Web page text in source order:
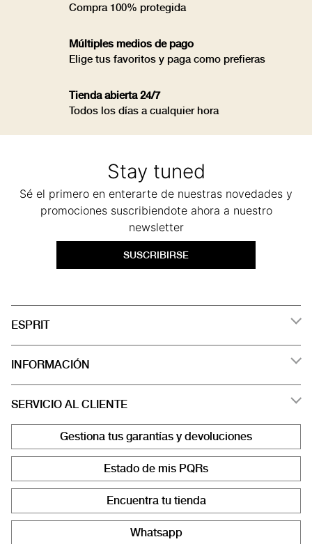
Compra 100% protegida
Múltiples medios de pago
Elige tus favoritos y paga como prefieras
Tienda abierta 24/7
Todos los días a cualquier hora
Stay tuned
Sé el primero en enterarte de nuestras novedades y
promociones suscribiendote ahora a nuestro
newsletter
SUSCRIBIRSE
ESPRIT
INFORMACIÓN
SERVICIO AL CLIENTE
Gestiona tus garantías y devoluciones
Estado de mis PQRs
Encuentra tu tienda
Whatsapp